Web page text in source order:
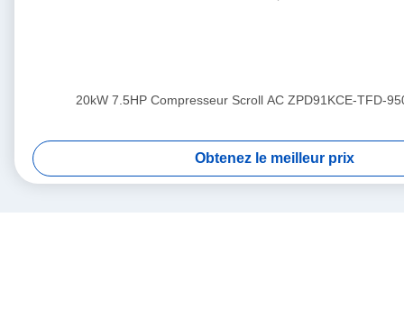
20kW 7.5HP Compresseur Scroll AC ZPD91KCE-TFD-
Obtenez le meilleur prix